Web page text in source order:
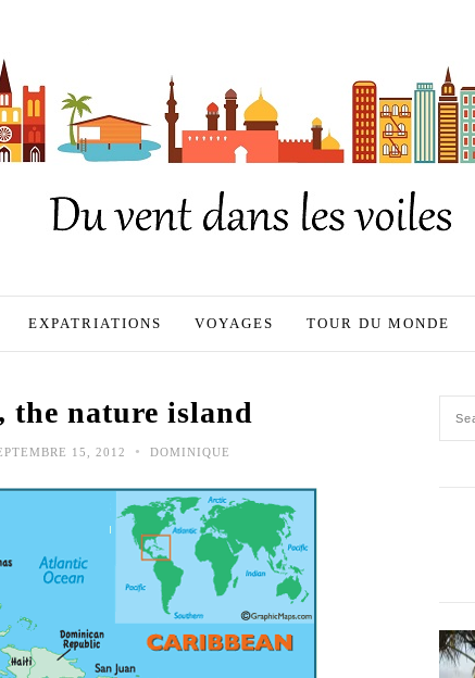
EXPATRIATIONS VOYAGES TOUR DU MONDE
the nature island
15, 2012 • DOMINIQUE